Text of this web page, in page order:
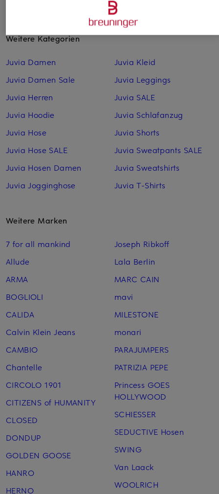
Weitere Kategorien
Juvia Damen
Juvia Damen Sale
Juvia Herren
Juvia Hoodie
Juvia Hose
Juvia Hose SALE
Juvia Hosen Damen
Juvia Jogginghose
Juvia Kleid
Juvia Leggings
Juvia SALE
Juvia Schlafanzug
Juvia Shorts
Juvia Sweatpants SALE
Juvia Sweatshirts
Juvia T-Shirts
Weitere Marken
7 for all mankind
Allude
ARMA
BOGLIOLI
CALIDA
Calvin Klein Jeans
CAMBIO
Chantelle
CIRCOLO 1901
CITIZENS of HUMANITY
CLOSED
DONDUP
GOLDEN GOOSE
HANRO
HERNO
Joseph Ribkoff
Lala Berlin
MARC CAIN
mavi
MILESTONE
monari
PARAJUMPERS
PATRIZIA PEPE
Princess GOES
HOLLYWOOD
SCHIESSER
SEDUCTIVE Hosen
SWING
Van Laack
WOOLRICH